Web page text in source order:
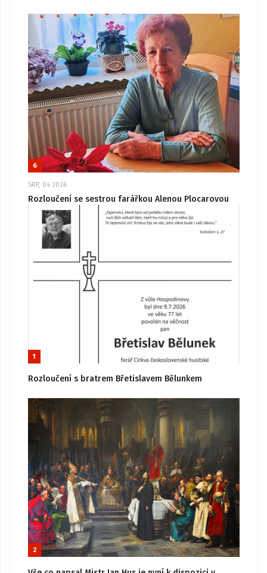
6
SRP, 04 2026
Rozloučení se sestrou farářkou Alenou Plocarovou
1
Rozloučení s bratrem Břetislavem Bělunkem
2